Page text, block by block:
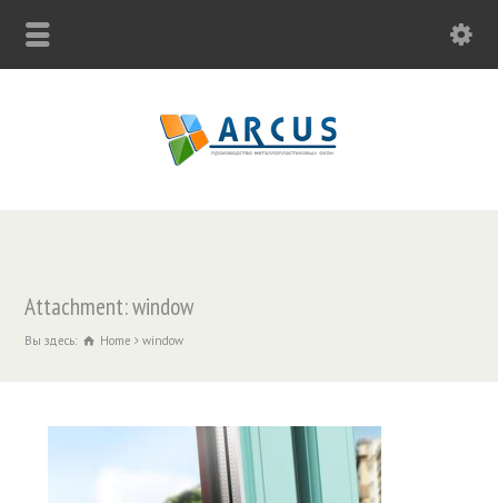
Attachment: window
Вы здесь: Home window